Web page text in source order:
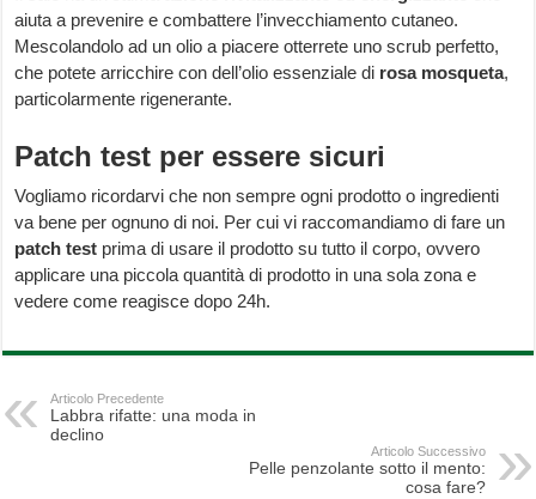
aiuta a prevenire e combattere l’invecchiamento cutaneo.
Mescolandolo ad un olio a piacere otterrete uno scrub perfetto,
che potete arricchire con dell’olio essenziale di rosa mosqueta,
particolarmente rigenerante.
Patch test per essere sicuri
Vogliamo ricordarvi che non sempre ogni prodotto o ingredienti
va bene per ognuno di noi. Per cui vi raccomandiamo di fare un
patch test prima di usare il prodotto su tutto il corpo, ovvero
applicare una piccola quantità di prodotto in una sola zona e
vedere come reagisce dopo 24h.
Articolo Precedente
Labbra rifatte: una moda in
declino
Articolo Successivo
Pelle penzolante sotto il mento:
cosa fare?